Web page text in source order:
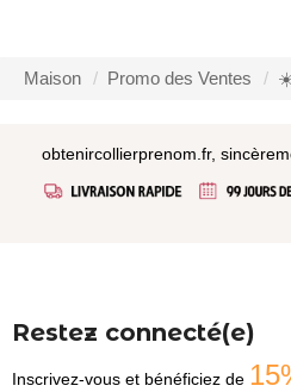
Maison Promo des Ventes
obtenircollierprenom.fr,
Restez connecté(e)
Inscrivez-vous et bénéficiez de